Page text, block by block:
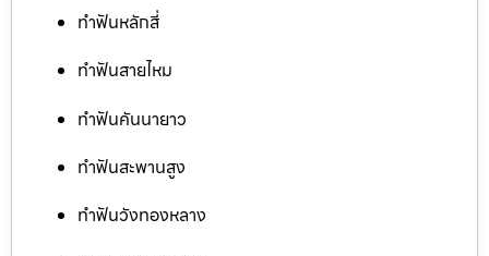
ทำฟันหลักสี่
ทำฟันสายไหม
ทำฟันคันนายาว
ทำฟันสะพานสูง
ทำฟันวังทองหลาง